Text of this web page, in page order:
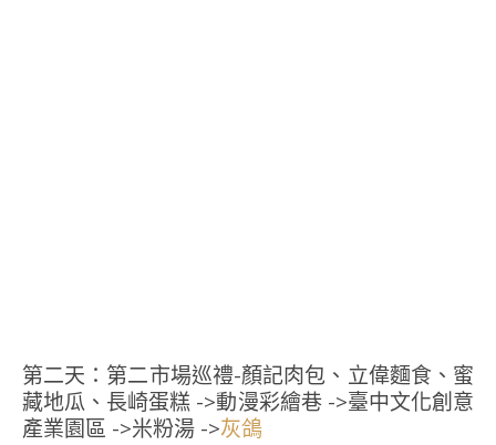
第二天：第二市場巡禮-顏記肉包、立偉麵食、蜜
藏地瓜、長崎蛋糕 ->動漫彩繪巷 ->臺中文化創意
產業園區 ->米粉湯 ->灰鴿